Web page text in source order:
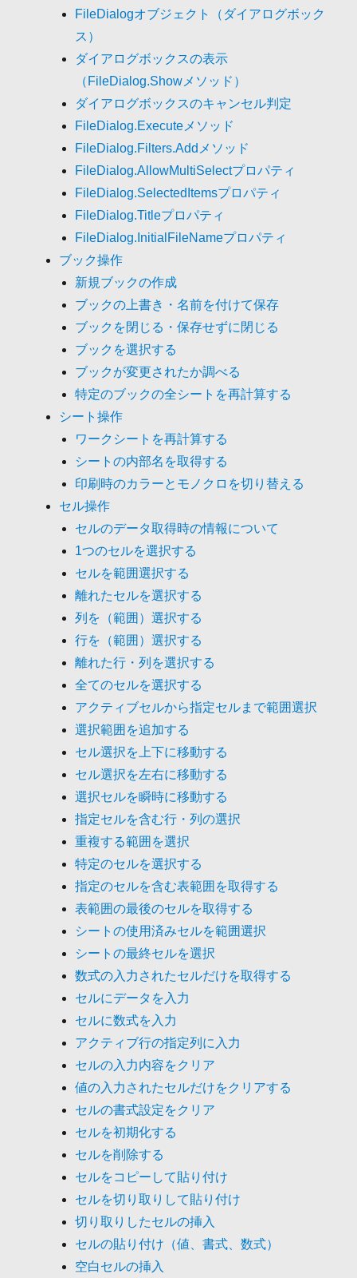
FileDialogオブジェクト（ダイアログボック
ス）
ダイアログボックスの表示
（FileDialog.Showメソッド）
ダイアログボックスのキャンセル判定
FileDialog.Executeメソッド
FileDialog.Filters.Addメソッド
FileDialog.AllowMultiSelectプロパティ
FileDialog.SelectedItemsプロパティ
FileDialog.Titleプロパティ
FileDialog.InitialFileNameプロパティ
ブック操作
新規ブックの作成
ブックの上書き・名前を付けて保存
ブックを閉じる・保存せずに閉じる
ブックを選択する
ブックが変更されたか調べる
特定のブックの全シートを再計算する
シート操作
ワークシートを再計算する
シートの内部名を取得する
印刷時のカラーとモノクロを切り替える
セル操作
セルのデータ取得時の情報について
1つのセルを選択する
セルを範囲選択する
離れたセルを選択する
列を（範囲）選択する
行を（範囲）選択する
離れた行・列を選択する
全てのセルを選択する
アクティブセルから指定セルまで範囲選択
選択範囲を追加する
セル選択を上下に移動する
セル選択を左右に移動する
選択セルを瞬時に移動する
指定セルを含む行・列の選択
重複する範囲を選択
特定のセルを選択する
指定のセルを含む表範囲を取得する
表範囲の最後のセルを取得する
シートの使用済みセルを範囲選択
シートの最終セルを選択
数式の入力されたセルだけを取得する
セルにデータを入力
セルに数式を入力
アクティブ行の指定列に入力
セルの入力内容をクリア
値の入力されたセルだけをクリアする
セルの書式設定をクリア
セルを初期化する
セルを削除する
セルをコピーして貼り付け
セルを切り取りして貼り付け
切り取りしたセルの挿入
セルの貼り付け（値、書式、数式）
空白セルの挿入